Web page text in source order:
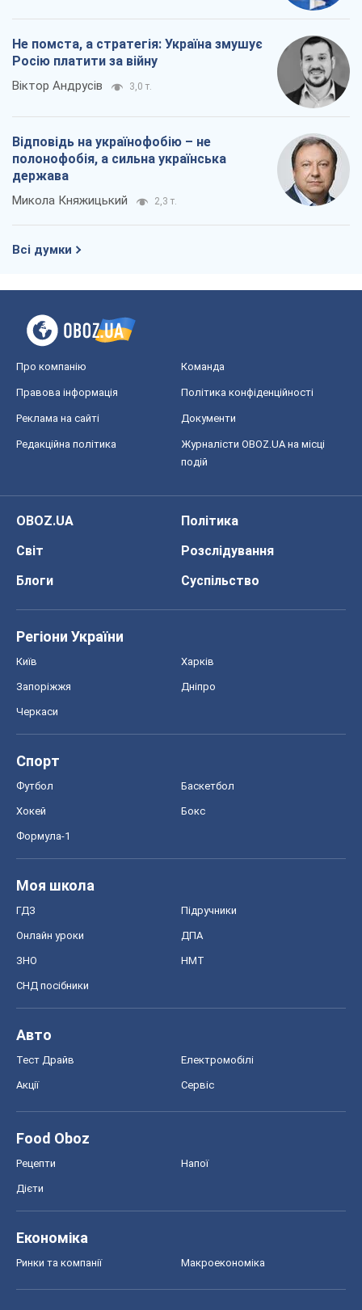
Не помста, а стратегія: Україна змушує
Росію платити за війну
Віктор Андрусів 3,0 т.
Відповідь на українофобію – не
полонофобія, а сильна українська
держава
Микола Княжицький 2,3 т.
Всі думки
Про компанію Команда
Правова інформація Політика конфіденційності
Реклама на сайті Документи
Редакційна політика
Журналісти OBOZ.UA на місці
подій
OBOZ.UA
Політика
Світ
Розслідування
Блоги
Суспільство
Регіони України
Київ Харків
Запоріжжя Дніпро
Черкаси
Спорт
Футбол Баскетбол
Хокей Бокс
Формула-1
Моя школа
ГДЗ Підручники
Онлайн уроки ДПА
ЗНО НМТ
СНД посібники
Авто
Тест Драйв Електромобілі
Акції Сервіс
Food Oboz
Рецепти Напої
Дієти
Економіка
Ринки та компанії Макроекономіка